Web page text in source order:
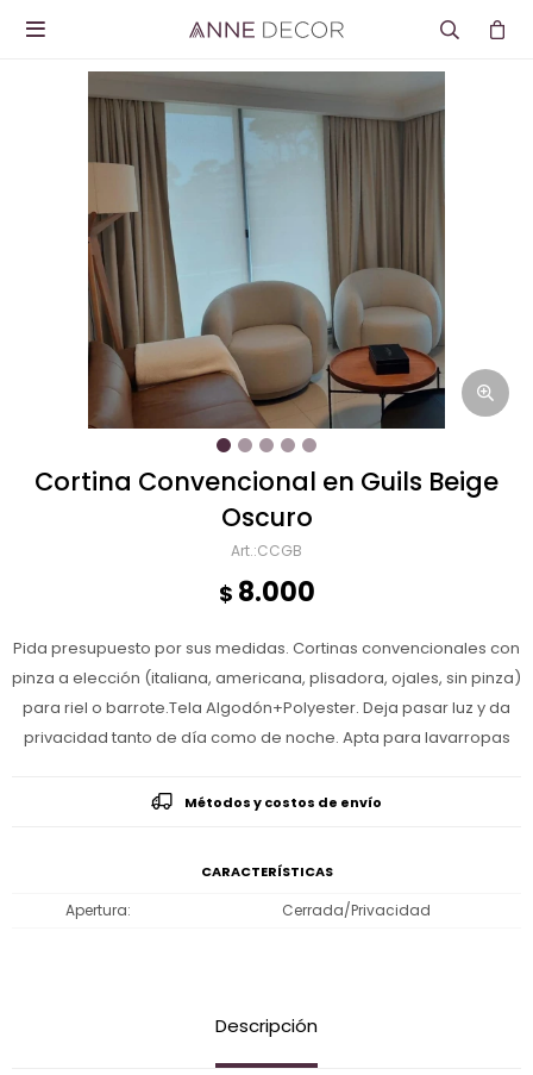

Cortina Convencional en Guils Beige
Oscuro
CCGB
$ 8.000
Pida presupuesto por sus medidas. Cortinas convencionales con
pinza a elección (italiana, americana, plisadora, ojales, sin pinza)
para riel o barrote.Tela Algodón+Polyester. Deja pasar luz y da
privacidad tanto de día como de noche. Apta para lavarropas
Métodos y costos de envío
CARACTERÍSTICAS
Apertura Cerrada/Privacidad
Descripción